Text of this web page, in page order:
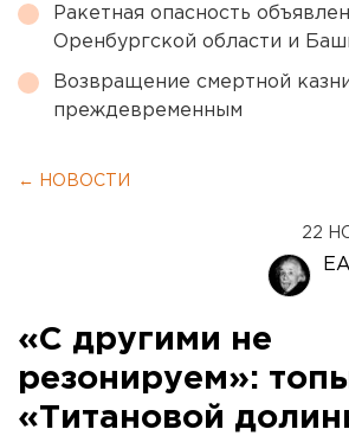
Ракетная опасность
Оренбургской области и
Возвращение смертной
преждевременным
← НОВОСТИ
22
«С другими не
резонируем»:
«Титановой